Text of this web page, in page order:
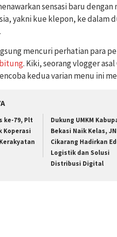
sensasi baru
yakni kue klepon, ke dalam
mencuri perhatian para
. Kiki, seorang vlogger
kedua varian menu ini
ke-79, Plt
Koperasi
Dukung UMKM
Bekasi Naik Kelas,
Cikarang Hadirkan
Logistik dan Solusi
Distribusi Digital